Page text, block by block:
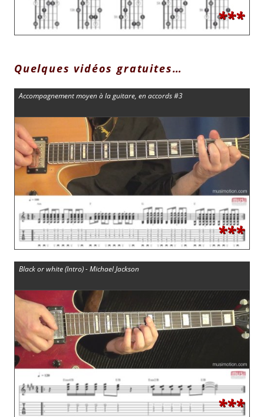
***
Quelques vidéos gratuites…
Accompagnement moyen à la guitare, en accords #3
***
Black or white (Intro) - Michael Jackson
***